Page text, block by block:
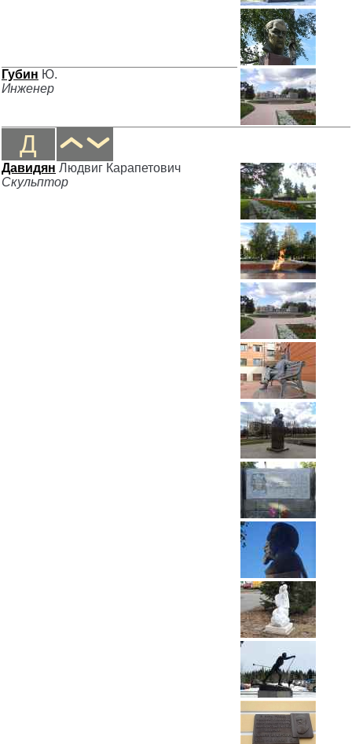
Губин Ю.
Инженер
Д
Давидян Людвиг Карапетович
Скульптор